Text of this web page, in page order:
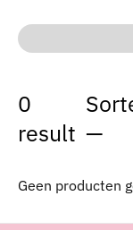
0
result —
Geen producten